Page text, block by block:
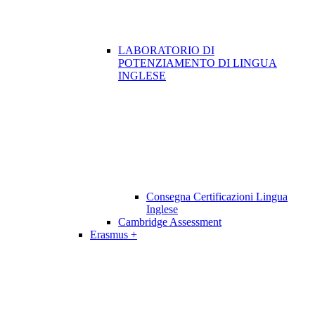
LABORATORIO DI
POTENZIAMENTO DI LINGUA
INGLESE
Consegna Certificazioni Lingua
Inglese
Cambridge Assessment
Erasmus +